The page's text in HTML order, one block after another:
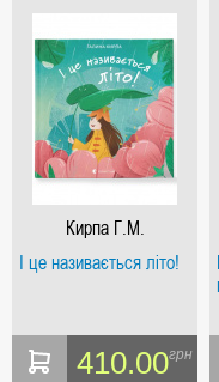
Кирпа Г.М.
І це називається літо!
410.00грн